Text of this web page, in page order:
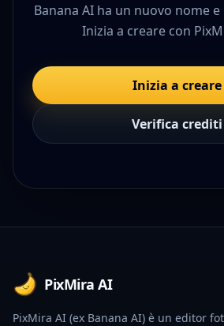
Banana AI ha un nuovo nome
Inizia a creare con
Inizia a creare
Verifica crediti
PixMira AI
PixMira AI (ex Banana AI) è un editor